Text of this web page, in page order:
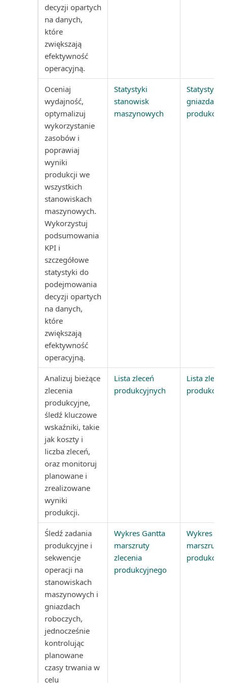
Zarządzanie kosztami zapasów
Zarządzanie zmianami stawek
Zobowiązania
Zrozumienie planu kont
Łączenie dokumentów
elektronicznych z aplikacja...
Łączenie dokumentów
elektronicznych z zewnętrzn...
Śledzenie korekt kosztów
zapasów
Średni okres windykacji
Środowisko księgowego w
Business Central
Rejestr środków trwałych
(raport)
Rentowność cennika
serwisowego (raport)
Rozwinięcie ilościowe BOM
(raport)
Saldo rachunku kosztów/budżet
Saldo roku obrachunkowego
(raport)
Saldo waluty obcej (raport 503)
Segment: etykiety (raport)
Segment: kontakty (raport)
Segment: strona tytułowa
(raport)
Serwis: faktura (raport
dokumentu)
Serwis: faktura korygująca
(raport dokumentu)
Serwis: wydanie (raport
dokumentu)
Skonsolidowany bilans próbny
(4) (raport)
Skonsolidowany bilans próbny
(raport Excel)
Skonsolidowany bilans próbny
(raport)
Skumulowane udziały kosztów
(raport)
Sprawdzanie numeru
identyfikacyjnego VAT (raport)
Sprawdź księgowanie wartości
(raport)
Sprzedawca: szanse sprzedaży
(raport)
decyzji opartych
na danych,
które
zwiększają
efektywność
operacyjną.
Oceniaj
wydajność,
optymalizuj
wykorzystanie
zasobów i
poprawiaj
wyniki
produkcji we
wszystkich
stanowiskach
maszynowych.
Wykorzystuj
podsumowania
KPI i
szczegółowe
statystyki do
podejmowania
decyzji opartych
na danych,
które
zwiększają
efektywność
operacyjną.
Statystyki
stanowisk
maszynowych
Statystyki
gniazda
Analizuj bieżące
zlecenia
produkcyjne,
śledź kluczowe
wskaźniki, takie
jak koszty i
liczba zleceń,
oraz monitoruj
planowane i
zrealizowane
wyniki
produkcji.
Lista zleceń
produkcyjnych
Lista zleceń
Śledź zadania
produkcyjne i
sekwencje
operacji na
stanowiskach
maszynowych i
gniazdach
roboczych,
jednocześnie
kontrolując
planowane
czasy trwania w
celu
Wykres Gantta
marszruty
zlecenia
produkcyjnego
Wykres
marszrut